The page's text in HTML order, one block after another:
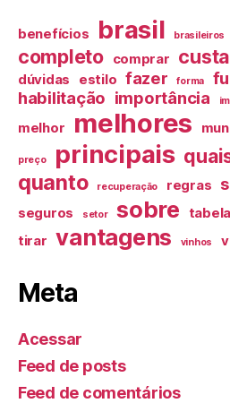
benefícios brasil brasileiros
completo comprar custa
dúvidas estilo fazer forma
habilitação importância
melhor melhores
preço principais
quanto recuperação regras
seguros setor sobre tabela
tirar vantagens vinhos
Meta
Acessar
Feed de posts
Feed de comentários